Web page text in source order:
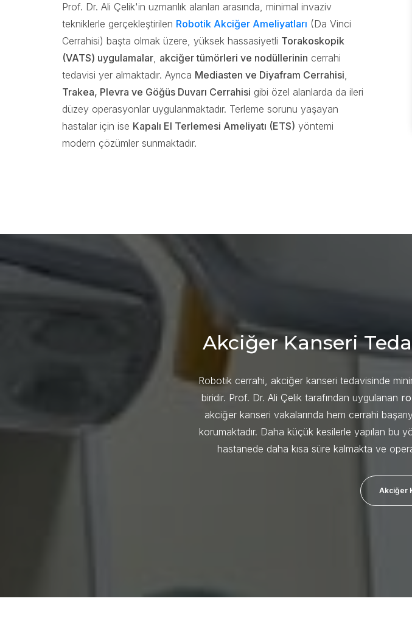
Prof. Dr. Ali Çelik'in uzmanlık alanları arasında, minimal invaziv
tekniklerle gerçekleştirilen Robotik Akciğer Ameliyatları (Da Vinci
Cerrahisi) başta olmak üzere, yüksek hassasiyetli Torakoskopik
(VATS) uygulamalar, akciğer tümörleri ve nodüllerinin cerrahi
tedavisi yer almaktadır. Ayrıca Mediasten ve Diyafram Cerrahisi,
Trakea, Plevra ve Göğüs Duvarı Cerrahisi gibi özel alanlarda da ileri
düzey operasyonlar uygulanmaktadır. Terleme sorunu yaşayan
hastalar için ise Kapalı El Terlemesi Ameliyatı (ETS) yöntemi
modern çözümler sunmaktadır.
Akciğer Kanseri
Robotik cerrahi, akciğer kanseri tedavisinde
biridir. Prof. Dr. Ali Çelik tarafından uygulanan
akciğer kanseri vakalarında hem cerrahi
korumaktadır. Daha küçük kesilerle yapılan bu
hastanede daha kısa süre kalmakta ve
Akciğer